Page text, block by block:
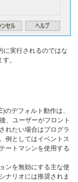
に実行されるのではな
。
デフォルト動作は、
、ユーザーがフロント
れたい場合はプログラ
例としてはイベントス
ートマシンを使用する
ンを無効にする主な使
ナリオには推奨されま